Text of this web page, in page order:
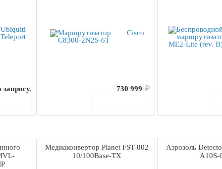
запросу.
730 999 ₽
Медиаконвертор Planet FST-802
10/100Base-TX
Аэрозоль
A10S-